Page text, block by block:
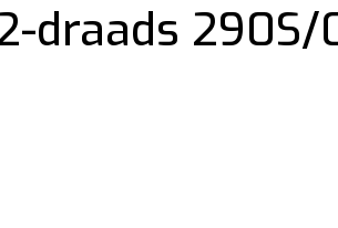
draads 290S/